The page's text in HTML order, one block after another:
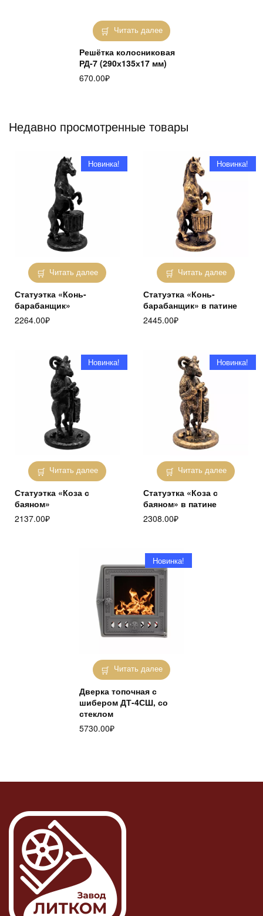
Читать далее
Решётка колосниковая
РД-7 (290х135х17 мм)
670.00₽
Недавно просмотренные товары
Читать далее
Новинка!
Статуэтка «Конь-
барабанщик»
2264.00₽
Читать далее
Новинка!
Статуэтка «Конь-
барабанщик» в патине
2445.00₽
Читать далее
Новинка!
Статуэтка «Коза с
баяном»
2137.00₽
Читать далее
Новинка!
Статуэтка «Коза с
баяном» в патине
2308.00₽
Читать далее
Новинка!
Дверка топочная с
шибером ДТ-4СШ, со
стеклом
5730.00₽